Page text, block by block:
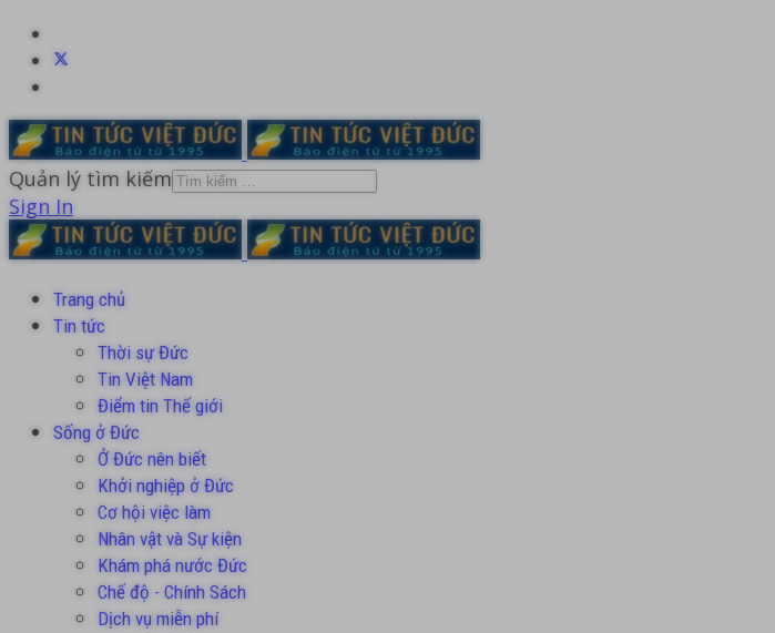
Quản lý tìm kiếm
Sign In
Trang chủ
Tin tức
Thời sự Đức
Tin Việt Nam
Điểm tin Thế giới
Sống ở Đức
Ở Đức nên biết
Khởi nghiệp ở Đức
Cơ hội việc làm
Nhân vật và Sự kiện
Khám phá nước Đức
Chế độ - Chính Sách
Dịch vụ miễn phí